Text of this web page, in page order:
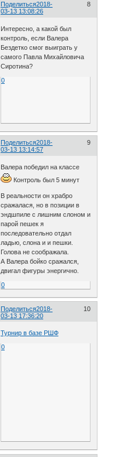
Поделиться 8
2018-
03-13 13:08:26
Интересно, а какой был
контроль, если Валера
Бездетко смог выиграть у
самого Павла Михайловича
Сиротина?
0
Поделиться 9
2018-
03-13 13:14:57
Валера победил на классе
Контроль был 5 минут
В реальности он храбро
сражалася, но в позиции в
эндшпиле с лишним слоном и
парой пешек я
последовательно отдал
ладью, слона и и пешки.
Голова не соображала.
А Валера бойко сражался,
двигал фигуры энергично.
0
Поделиться 10
2018-
03-13 17:36:20
Турнир в базе РШФ
0